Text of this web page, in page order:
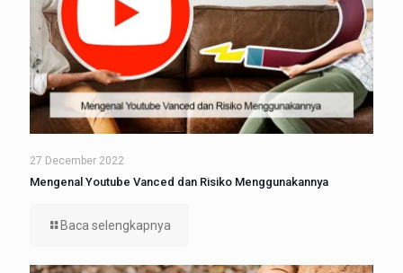
27 December 2022
Mengenal Youtube Vanced dan Risiko Menggunakannya
Baca selengkapnya